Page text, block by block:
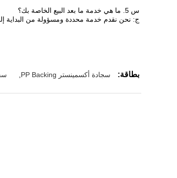
س 5. ما هي خدمة ما بعد البيع الخاصة بك؟
ج: نحن نقدم خدمة محددة ومسؤولة من البداية إلى
بطاقة: سجادة أكسمينستر PP Backing